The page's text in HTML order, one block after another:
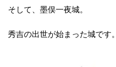
そして、墨俣一夜城。
秀吉の出世が始まった城です。